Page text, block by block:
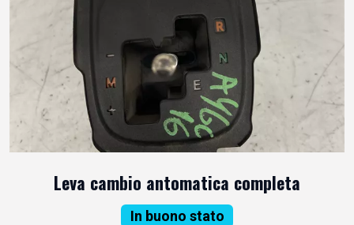
Leva cambio antomatica completa
In buono stato